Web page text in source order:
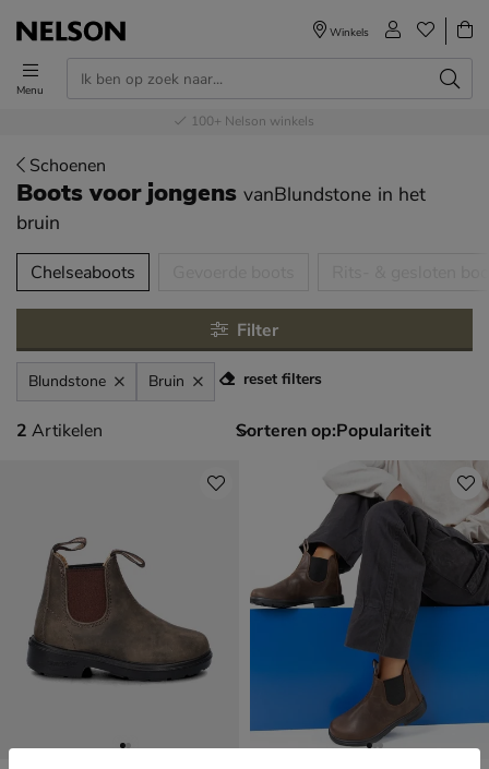
Menu
Winkels
Voor 23.00u besteld,volgende dag in huis
Gratisverzending en retour
Bestel nu,betaal later
100+ Nelson winkels
Schoenen
Boots voor jongens vanBlundstone in het
bruin
over
Chelseaboots
Filter
Blundstone Bruin reset filters
2 artikelen
2 Artikelen Sorteren op: